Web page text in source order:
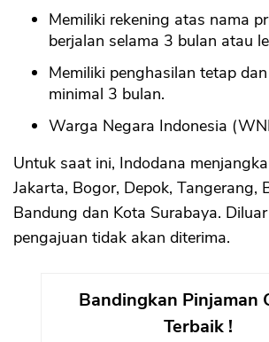
Memiliki rekening atas nama
berjalan selama 3 bulan atau
Memiliki penghasilan tetap
minimal 3 bulan.
Warga Negara Indonesia
Untuk saat ini, Indodana
Jakarta, Bogor, Depok, Tangerang,
Bandung dan Kota Surabaya.
pengajuan tidak akan diterima.
Bandingkan Pinjaman
Terbaik !